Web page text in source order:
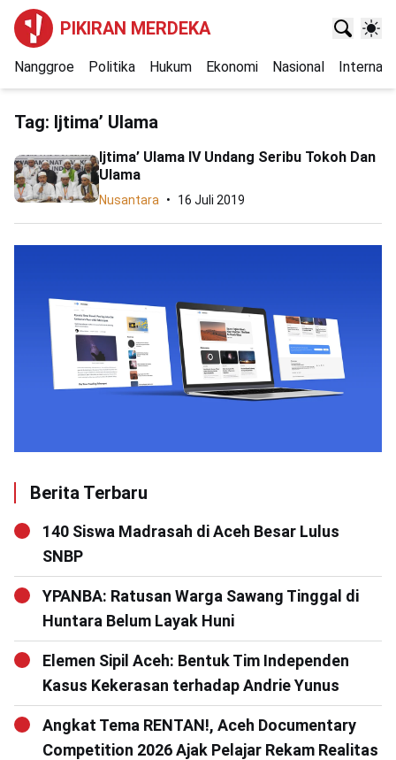
PIKIRAN MERDEKA
Nanggroe Politika Hukum Ekonomi Nasional
Tag: Ijtima’ Ulama
Ijtima’ Ulama IV Undang Seribu Tokoh Dan
Ulama
Nusantara 16 Juli 2019
Berita Terbaru
140 Siswa Madrasah di Aceh Besar Lulus
SNBP
YPANBA: Ratusan Warga Sawang Tinggal di
Huntara Belum Layak Huni
Elemen Sipil Aceh: Bentuk Tim Independen
Kasus Kekerasan terhadap Andrie Yunus
Angkat Tema RENTAN!, Aceh Documentary
Competition 2026 Ajak Pelajar Rekam Realitas